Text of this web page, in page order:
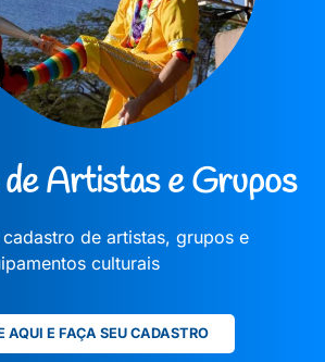
Artistas e Grupos
de artistas, grupos e
culturais
AQUI E FAÇA SEU CADASTRO